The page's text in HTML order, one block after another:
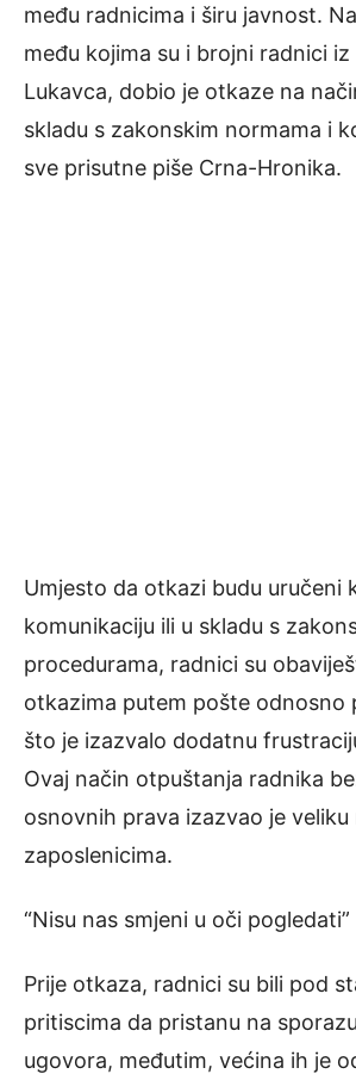
među radnicima i širu javnost.
među kojima su i brojni radnici iz
Lukavca, dobio je otkaze na
skladu s zakonskim normama i
sve prisutne piše Crna-Hronika.
Umjesto da otkazi budu uručeni
komunikaciju ili u skladu s
procedurama, radnici su
otkazima putem pošte odnosno
što je izazvalo dodatnu
Ovaj način otpuštanja radnika
osnovnih prava izazvao je veliku
zaposlenicima.
“Nisu nas smjeni u oči pogledati”
Prije otkaza, radnici su bili pod
pritiscima da pristanu na
ugovora, međutim, većina ih je